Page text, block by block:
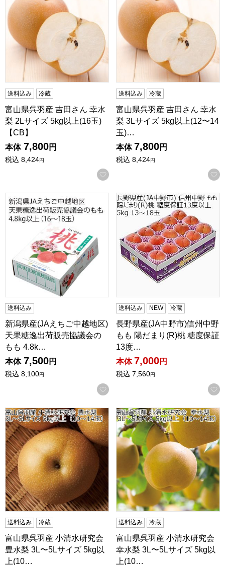
送料込み 冷蔵
富山県呉羽産 吉田さん 幸水
梨 2Lサイズ 5kg以上(16玉)
【CB】
本体 7,800円
税込 8,424円
お気に入りに登録する
送料込み 冷蔵
富山県呉羽産 吉田さん 幸水
梨 3Lサイズ 5kg以上(12〜14
玉)…
本体 7,800円
税込 8,424円
新潟県産(JAえちご中越地区) 天果糖逸出荷販売協議会のも
送料込み
新潟県産(JAえちご中越地区)
天果糖逸出荷販売協議会の
もも 4.8k…
本体 7,500円
税込 8,100円
お気に入りに登録する
長野県産(JA中野市)信州中野
送料込み NEW 冷蔵
長野県産(JA中野市)信州中野
もも 陽だまり(R)桃 糖度保証
13度…
本体 7,000円
税込 7,560円
富山県呉羽産 小清水研究会 豊水梨 3L〜5Lサイズ 5kg以上
送料込み 冷蔵
富山県呉羽産 小清水研究会
豊水梨 3L〜5Lサイズ 5kg以
上(10…
富山県呉羽産 小清水研究会
送料込み 冷蔵
富山県呉羽産 小清水研究会
幸水梨 3L〜5Lサイズ 5kg以
上(10…